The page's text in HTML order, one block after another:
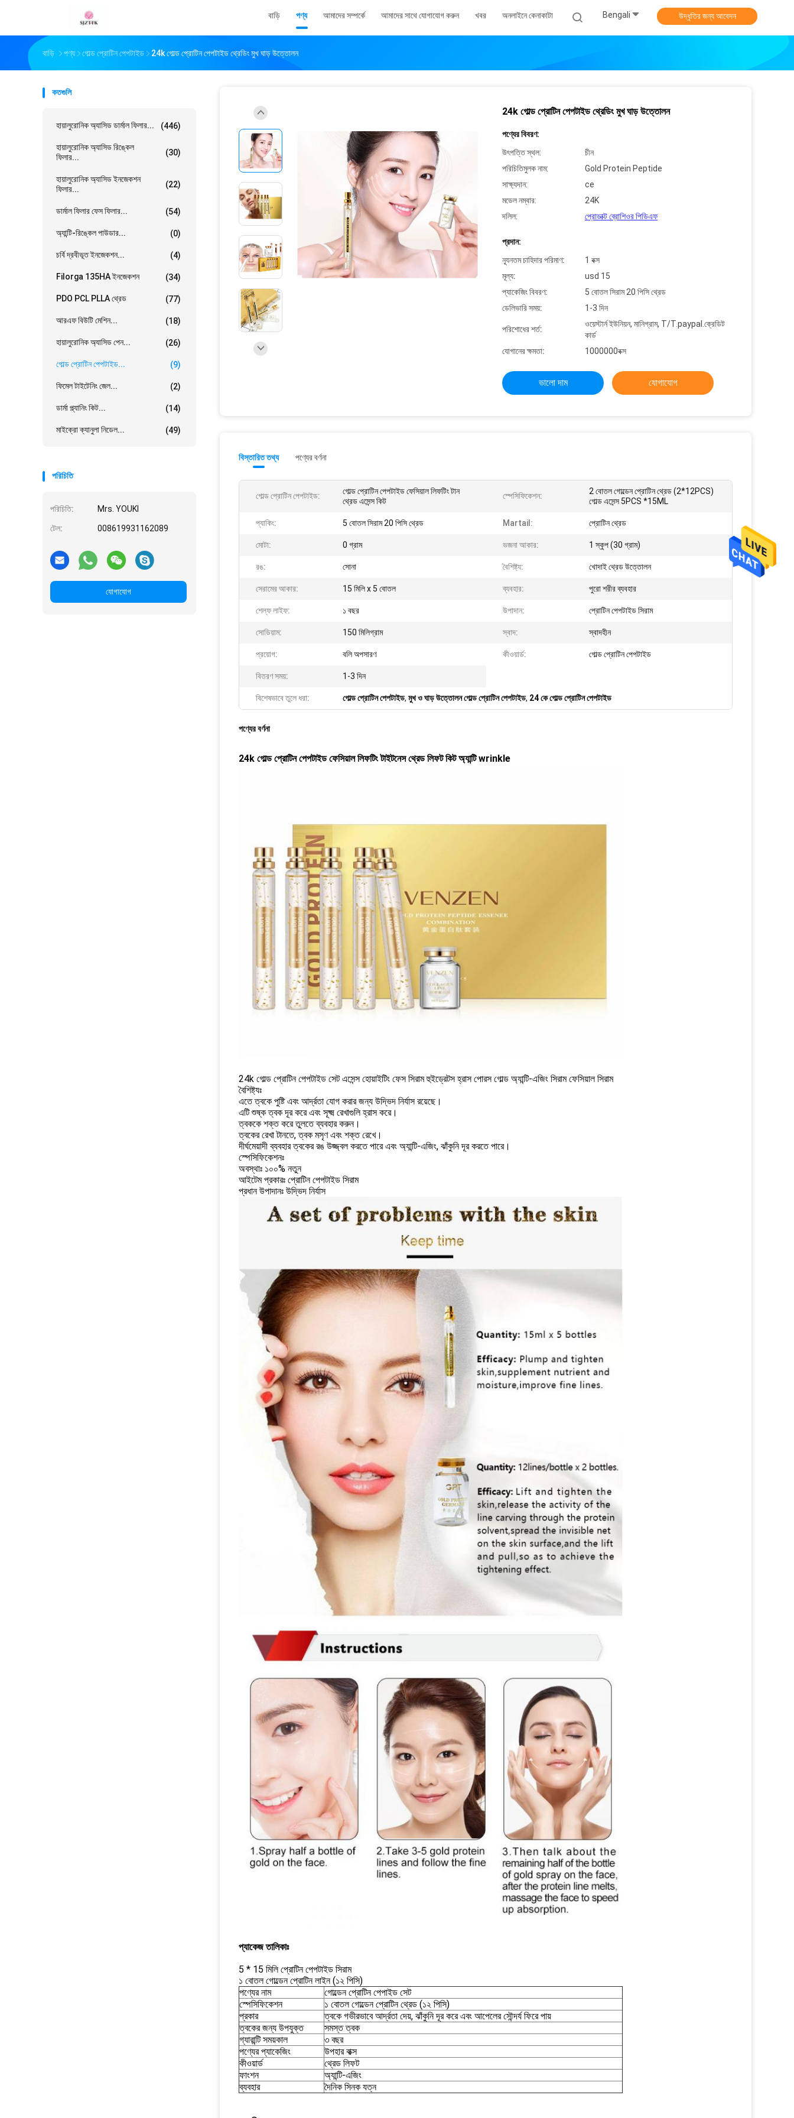
বাড়ি পণ্য আমাদের সম্পর্কে আমাদের সাথে যোগাযোগ করুন খবর অনলাইনে কেনাকাটা Bengali উদ্ধৃতির জন্য আবেদন
বাড়ি পণ্য গোল্ড প্রোটিন পেপটাইড 24k গোল্ড প্রোটিন পেপটাইড থ্রেডিং মুখ ঘাড় উত্তোলন
কতগুলি
হায়ালুরোনিক অ্যাসিড ডার্মাল ফিলার... (446)
হায়ালুরোনিক অ্যাসিড রিঙ্কেল
ফিলার...
(30)
হায়ালুরোনিক অ্যাসিড ইনজেকশন
ফিলার...
(22)
ডার্মাল ফিলার ফেস ফিলার... (54)
অ্যান্টি-রিঙ্কেল পাউডার... (0)
চর্বি দ্রবীভূত ইনজেকশন... (4)
Filorga 135HA ইনজেকশন (34)
PDO PCL PLLA থ্রেড (77)
আরএফ বিউটি মেশিন... (18)
হায়ালুরোনিক অ্যাসিড পেন... (26)
গোল্ড প্রোটিন পেপটাইড... (9)
ফিমেল টাইটেনিং জেল... (2)
ডার্মা প্ল্যানিং কিট... (14)
মাইক্রো ক্যানুলা নিডেল... (49)
পরিচিতি
পরিচিতি: Mrs. YOUKI
টেল: 008619931162089
যোগাযোগ
24k গোল্ড প্রোটিন পেপটাইড থ্রেডিং মুখ ঘাড় উত্তোলন
পণ্যের বিবরণ:
উৎপত্তি স্থল:
চীন
পরিচিতিমুলক নাম:
Gold Protein Peptide
সাক্ষ্যদান:
ce
মডেল নম্বার:
24K
দলিল:
প্রোডাক্ট ব্রোশিওর পিডিএফ
প্রদান:
ন্যূনতম চাহিদার পরিমাণ:
1 বক্স
মূল্য:
usd 15
প্যাকেজিং বিবরণ:
5 বোতল সিরাম 20 পিসি থ্রেড
ডেলিভারি সময়:
1-3 দিন
পরিশোধের শর্ত:
ওয়েস্টার্ন ইউনিয়ন, মানিগ্রাম, T/T.paypal.ক্রেডিট
কার্ড
যোগানের ক্ষমতা:
1000000বক্স
ভালো দাম যোগাযোগ
বিস্তারিত তথ্য পণ্যের বর্ণনা
গোল্ড প্রোটিন পেপটাইড:
গোল্ড প্রোটিন পেপটাইড ফেসিয়াল লিফটিং টান
থ্রেড এসেন্স কিট
স্পেসিফিকেশন:
2 বোতল গোল্ডেন প্রোটিন থ্রেড (2*12PCS)
গোল্ড এসেন্স 5PCS *15ML
প্যাকিং: 5 বোতল সিরাম 20 পিসি থ্রেড Martail: প্রোটিন থ্রেড
মোটা: 0 গ্রাম ভজনা আকার: 1 স্কুপ (30 গ্রাম)
রঙ: সোনা বৈশিষ্ট্য: খোদাই থ্রেড উত্তোলন
সেরামের আকার: 15 মিলি x 5 বোতল ব্যবহার: পুরো শরীর ব্যবহার
শেল্ফ লাইফ: ১ বছর উপাদান: প্রোটিন পেপটাইড সিরাম
সোডিয়াম: 150 মিলিগ্রাম স্বাদ: স্বাদহীন
প্রয়োগ: বলি অপসারণ কীওয়ার্ড: গোল্ড প্রোটিন পেপটাইড
বিতরণ সময়: 1-3 দিন
বিশেষভাবে তুলে ধরা: গোল্ড প্রোটিন পেপটাইড, মুখ ও ঘাড় উত্তোলন গোল্ড প্রোটিন পেপটাইড, 24 কে গোল্ড প্রোটিন পেপটাইড
পণ্যের বর্ণনা
24k গোল্ড প্রোটিন পেপটাইড ফেসিয়াল লিফটিং টাইটনেস থ্রেড লিফট কিট অ্যান্টি wrinkle
24k গোল্ড প্রোটিন পেপটাইড সেট এসেন্স হোয়াইটিং ফেস সিরাম হুইড্রেটস হ্রাস পোরস গোল্ড অ্যান্টি-এজিং সিরাম ফেসিয়াল সিরাম
বৈশিষ্ট্যঃ
এতে ত্বকে পুষ্টি এবং আর্দ্রতা যোগ করার জন্য উদ্ভিদ নির্যাস রয়েছে।
এটি শুষ্ক ত্বক দূর করে এবং সূক্ষ্ম রেখাগুলি হ্রাস করে।
ত্বককে শক্ত করে তুলতে ব্যবহার করুন।
ত্বকের রেখা টানতে, ত্বক মসৃণ এবং শক্ত রেখে।
দীর্ঘমেয়াদী ব্যবহার ত্বকের রঙ উজ্জ্বল করতে পারে এবং অ্যান্টি-এজিং, ঝাঁকুনি দূর করতে পারে।
স্পেসিফিকেশনঃ
অবস্থাঃ ১০০% নতুন
আইটেম প্রকারঃ প্রোটিন পেপটাইড সিরাম
প্রধান উপাদানঃ উদ্ভিদ নির্যাস
প্যাকেজ তালিকাঃ
5 * 15 মিলি প্রোটিন পেপটাইড সিরাম
১ বোতল গোল্ডেন প্রোটিন লাইন (১২ পিসি)
পণ্যের নাম
গোল্ডেন প্রোটিন পেপাইড সেট
স্পেসিফিকেশন
১ বোতল গোল্ডেন প্রোটিন থ্রেড (১২ পিসি)
প্রকার
ত্বকে গভীরভাবে আর্দ্রতা দেয়, ঝাঁকুনি দূর করে এবং আপেলের সৌন্দর্য ফিরে পায়
ত্বকের জন্য উপযুক্ত
সমস্ত ত্বক
গ্যারান্টি সময়কাল
৩ বছর
পণ্যের প্যাকেজিং
উপহার বাক্স
কীওয়ার্ড
থ্রেড লিফট
ফাংশন
অ্যান্টি-এজিং
ব্যবহার
দৈনিক সিনক যত্ন